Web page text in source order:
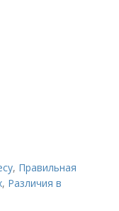
, Правильная
, Различия в